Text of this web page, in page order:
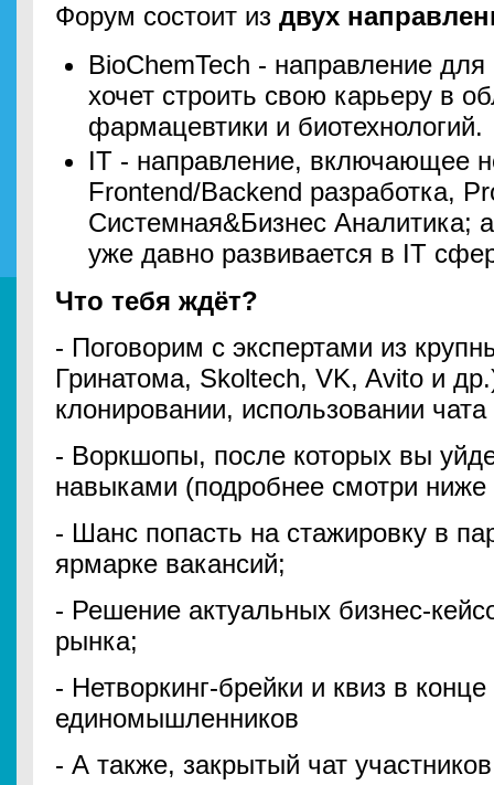
Форум состоит из двух
BioChemTech - направление
хочет строить свою карьеру в
фармацевтики и биотехнологий.
IT - направление, включающее
Frontend/Backend разработка,
Системная&Бизнес Аналитика;
уже давно развивается в IT
Что тебя ждёт?
- Поговорим с экспертами из
Гринатома, Skoltech, VK, Avito и
клонировании, использовании
- Воркшопы, после которых вы
навыками (подробнее смотри
- Шанс попасть на стажировку в
ярмарке вакансий;
- Решение актуальных бизнес-
рынка;
- Нетворкинг-брейки и квиз в
единомышленников
- А также, закрытый чат